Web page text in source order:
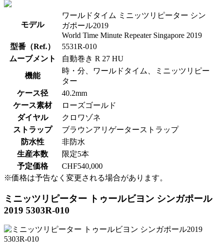
モデル
ワールドタイム ミニッツリピーター シン
ガポール2019
World Time Minute Repeater Singapore 2019
型番（Ref.）
5531R-010
ムーブメント
自動巻き R 27 HU
機能
時・分、ワールドタイム、ミニッツリピー
ター
ケース径
40.2mm
ケース素材
ローズゴールド
ダイヤル
クロワゾネ
ストラップ
ブラウンアリゲーターストラップ
防水性
非防水
生産本数
限定5本
予定価格
CHF540,000
※価格は予告なく変更される場合があります。
ミニッツリピーター トゥールビヨン シンガポール
2019 5303R-010